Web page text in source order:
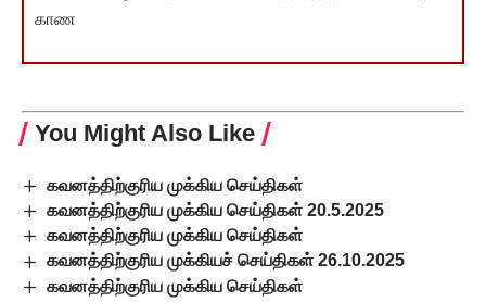
காண
You Might Also Like
கவனத்திற்குரிய முக்கிய செய்திகள்
கவனத்திற்குரிய முக்கிய செய்திகள் 20.5.2025
கவனத்திற்குரிய முக்கிய செய்திகள்
கவனத்திற்குரிய முக்கியச் செய்திகள் 26.10.2025
கவனத்திற்குரிய முக்கிய செய்திகள்